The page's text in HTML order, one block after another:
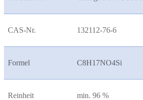
CAS-Nr. 132112-76-6
Formel C8H17NO4Si
Reinheit min. 96 %